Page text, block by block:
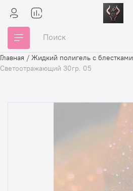
Главная / Жидкий полигель с блестками
Светоотражающий 30гр. 05